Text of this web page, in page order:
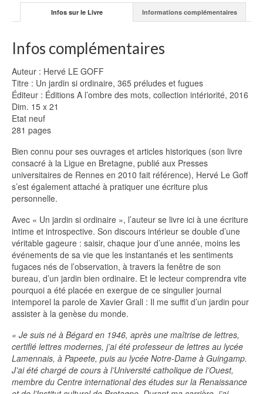
Infos sur le Livre Informations complémentaires
Infos complémentaires
Auteur : Hervé LE GOFF
Titre : Un jardin si ordinaire, 365 préludes et fugues
Éditeur : Éditions A l’ombre des mots, collection intériorité, 2016
Dim. 15 x 21
Etat neuf
281 pages
Bien connu pour ses ouvrages et articles historiques (son livre
consacré à la Ligue en Bretagne, publié aux Presses
universitaires de Rennes en 2010 fait référence), Hervé Le Goff
s’est également attaché à pratiquer une écriture plus
personnelle.
Avec « Un jardin si ordinaire », l’auteur se livre ici à une écriture
intime et introspective. Son discours intérieur se double d’une
véritable gageure : saisir, chaque jour d’une année, moins les
événements de sa vie que les instantanés et les sentiments
fugaces nés de l’observation, à travers la fenêtre de son
bureau, d’un jardin bien ordinaire. Et le lecteur comprendra vite
pourquoi a été placée en exergue de ce singulier journal
intemporel la parole de Xavier Grall : Il me suffit d’un jardin pour
assister à la genèse du monde.
« Je suis né à Bégard en 1946, après une maîtrise de lettres,
certifié lettres modernes, j’ai été professeur de lettres au lycée
Lamennais, à Papeete, puis au lycée Notre-Dame à Guingamp.
J’ai été chargé de cours à l’Université catholique de l’Ouest,
membre du Centre international des études sur la Renaissance